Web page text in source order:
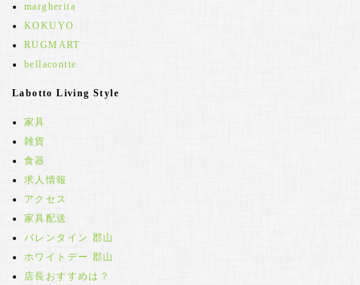
margherita
KOKUYO
RUGMART
bellacontte
Labotto Living Style
家具
雑貨
食器
求人情報
アクセス
家具配送
バレンタイン 郡山
ホワイトデー 郡山
店長おすすめは？